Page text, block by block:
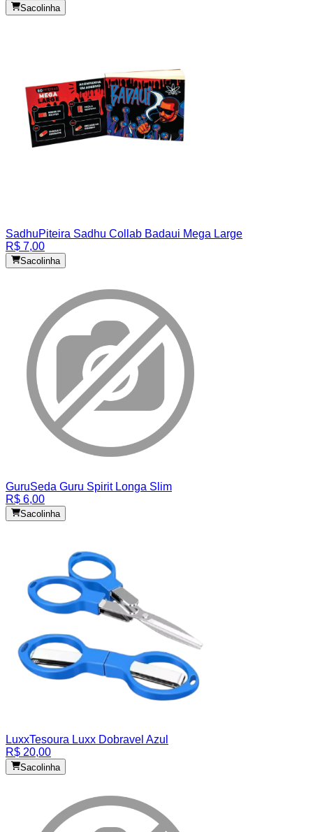
Sacolinha
SadhuPiteira Sadhu Collab Badaui Mega Large
R$ 7,00
Sacolinha
GuruSeda Guru Spirit Longa Slim
R$ 6,00
Sacolinha
LuxxTesoura Luxx Dobravel Azul
R$ 20,00
Sacolinha